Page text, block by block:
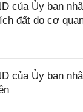
của Ủy ban
đất do cơ
của Ủy ban